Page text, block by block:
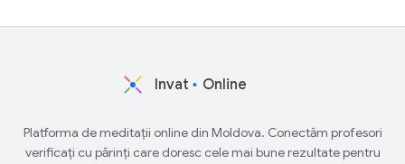
Invat Online
Platforma de meditații online din Moldova. Conectăm profesori
verificați cu părinți care doresc cele mai bune rezultate pentru